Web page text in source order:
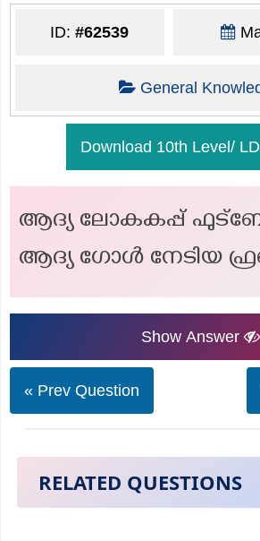
ID:#62539
General
Download 10th Level/
ആദ്യ ലോകകപ്പ്
ആദ്യ ഗോൾ നേടിയ
Show Answer
« Prev Question
RELATED QUESTIONS